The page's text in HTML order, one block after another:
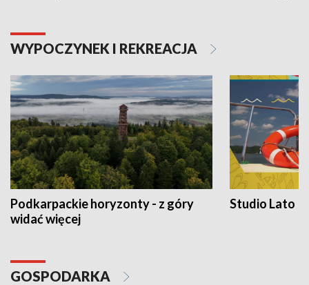
WYPOCZYNEK I REKREACJA
Podkarpackie horyzonty - z góry
widać więcej
Studio Lato
GOSPODARKA